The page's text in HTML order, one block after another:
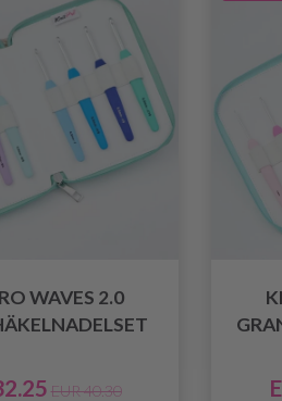
WAVES 2.0
EUR 40.30